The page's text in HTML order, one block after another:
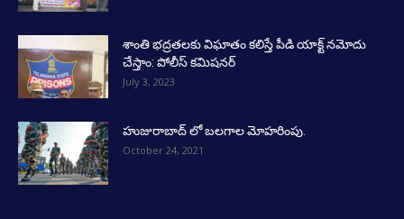
శాంతి భద్రతలకు విఘాతం కలిస్తే పీడి యాక్ట్ నమోదు
చేస్తాం: పోలీస్ కమిషనర్
July 3, 2023
హుజురాబాద్ లో బలగాల మోహరింపు.
October 24, 2021